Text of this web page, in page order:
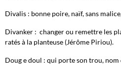
Divalis : bonne poire, naïf, sans
Divanker : changer ou remettre les
ratés à la planteuse (Jérôme Piriou).
Doug e doul : qui porte son trou, nom